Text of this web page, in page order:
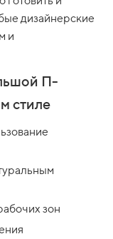
дизайнерские
и
П-
стиле
зон